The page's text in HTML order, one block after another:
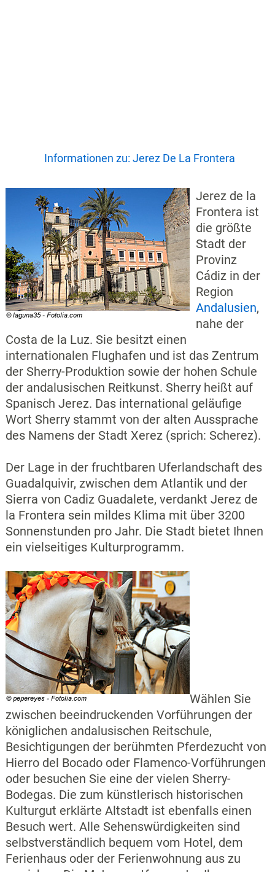
Informationen zu: Jerez De La Frontera
Jerez de la
Frontera ist
die größte
Stadt der
Provinz
Cádiz in der
Region
Andalusien,
nahe der
Costa de la Luz. Sie besitzt einen
internationalen Flughafen und ist das Zentrum
der Sherry-Produktion sowie der hohen Schule
der andalusischen Reitkunst. Sherry heißt auf
Spanisch Jerez. Das international geläufige
Wort Sherry stammt von der alten Aussprache
des Namens der Stadt Xerez (sprich: Scherez).
Der Lage in der fruchtbaren Uferlandschaft des
Guadalquivir, zwischen dem Atlantik und der
Sierra von Cadiz Guadalete, verdankt Jerez de
la Frontera sein mildes Klima mit über 3200
Sonnenstunden pro Jahr. Die Stadt bietet Ihnen
ein vielseitiges Kulturprogramm.
Wählen Sie
zwischen beeindruckenden Vorführungen der
königlichen andalusischen Reitschule,
Besichtigungen der berühmten Pferdezucht von
Hierro del Bocado oder Flamenco-Vorführungen
oder besuchen Sie eine der vielen Sherry-
Bodegas. Die zum künstlerisch historischen
Kulturgut erklärte Altstadt ist ebenfalls einen
Besuch wert. Alle Sehenswürdigkeiten sind
selbstverständlich bequem vom Hotel, dem
Ferienhaus oder der Ferienwohnung aus zu